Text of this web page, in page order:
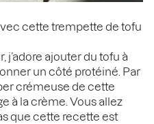
cette trempette de tofu
ajouter du tofu à
un côté protéiné. Par
crémeuse de cette
à la crème. Vous allez
que cette recette est